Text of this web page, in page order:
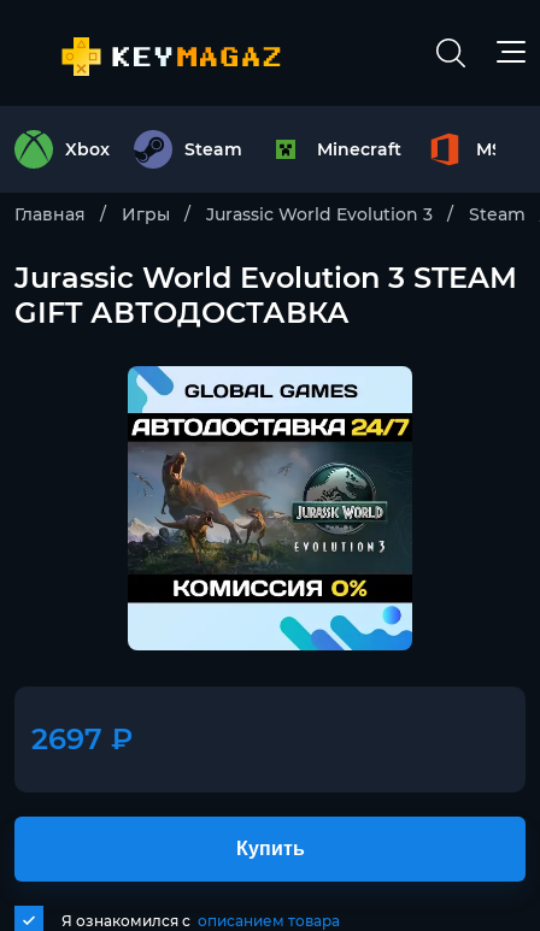
Xbox Steam Minecraft MS
Главная Игры Jurassic World Evolution 3 Steam
Jurassic World Evolution 3 STEAM
GIFT АВТОДОСТАВКА
2697 ₽
Я ознакомился с описанием товара
Купить